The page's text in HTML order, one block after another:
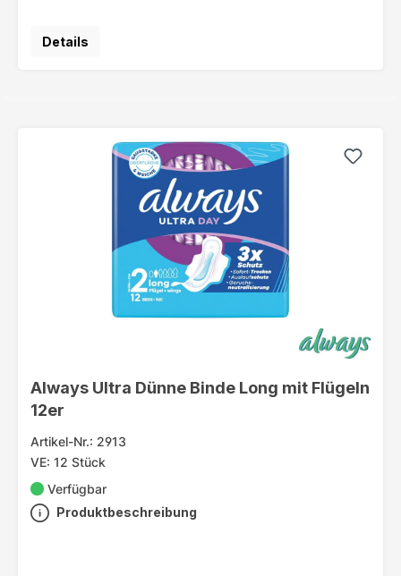
Details
Always Ultra Dünne Binde Long mit Flügeln
12er
Artikel-Nr.: 2913
VE: 12 Stück
Verfügbar
Produktbeschreibung